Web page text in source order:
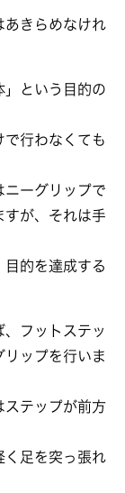
あきらめなけれ
」という目的の
行わなくても
ニーグリップで
すが、それは手
目的を達成する
フットステッ
リップを行いま
ステップが前方
く足を突っ張れ